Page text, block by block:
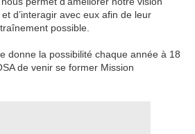
d’interagir avec eux afin de leur
possible.
donne la possibilité chaque année à 18
de venir se former Mission